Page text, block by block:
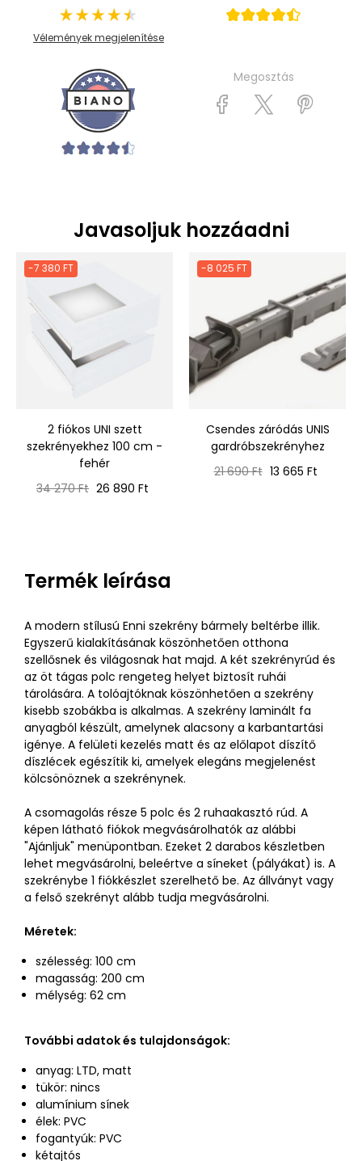
Vélemények megjelenítése
Megosztás
Javasoljuk hozzáadni
-7 380 FT
2 fiókos UNI szett
szekrényekhez 100 cm -
fehér
Normál
34 270 Ft Ár
26 890 Ft
-8 025 FT
Csendes záródás UNIS
gardróbszekrényhez
Normál
21 690 Ft Ár
13 665 Ft
Termék leírása
A modern stílusú Enni szekrény bármely beltérbe illik.
Egyszerű kialakításának köszönhetően otthona
szellősnek és világosnak hat majd. A két szekrényrúd és
az öt tágas polc rengeteg helyet biztosít ruhái
tárolására. A tolóajtóknak köszönhetően a szekrény
kisebb szobákba is alkalmas. A szekrény laminált fa
anyagból készült, amelynek alacsony a karbantartási
igénye. A felületi kezelés matt és az előlapot díszítő
díszlécek egészítik ki, amelyek elegáns megjelenést
kölcsönöznek a szekrénynek.
A csomagolás része 5 polc és 2 ruhaakasztó rúd. A
képen látható fiókok megvásárolhatók az alábbi
"Ajánljuk" menüpontban. Ezeket 2 darabos készletben
lehet megvásárolni, beleértve a síneket (pályákat) is. A
szekrénybe 1 fiókkészlet szerelhető be. Az állványt vagy
a felső szekrényt alább tudja megvásárolni.
Méretek:
szélesség: 100 cm
magasság: 200 cm
mélység: 62 cm
További adatok és tulajdonságok:
anyag: LTD, matt
tükör: nincs
alumínium sínek
élek: PVC
fogantyúk: PVC
kétajtós